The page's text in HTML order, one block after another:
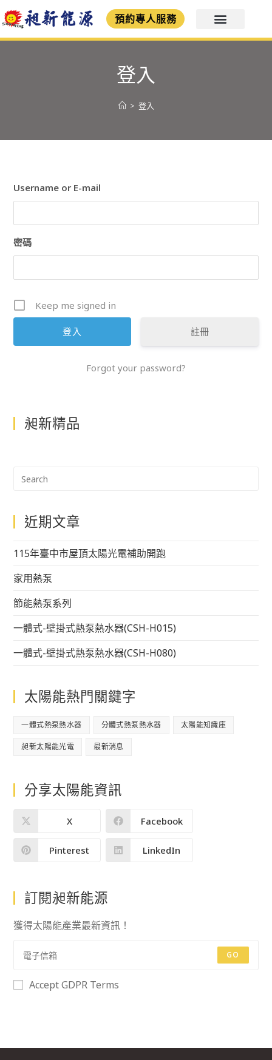
預約專人服務
登入
> 登入
Username or E-mail
密碼
Keep me signed in
註冊
Forgot your password?
昶新精品
近期文章
115年臺中市屋頂太陽光電補助開跑
家用熱泵
節能熱泵系列
一體式-壁掛式熱泵熱水器(CSH-H015)
一體式-壁掛式熱泵熱水器(CSH-H080)
太陽能熱門關鍵字
一體式熱泵熱水器 分體式熱泵熱水器 太陽能知識庫
昶新太陽能光電 最新消息
分享太陽能資訊
X Facebook
Pinterest LinkedIn
訂閱昶新能源
獲得太陽能產業最新資訊！
GO
Accept GDPR Terms